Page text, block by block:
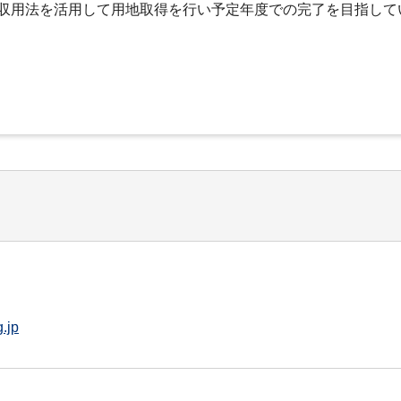
用法を活用して用地取得を行い予定年度での完了を目指して